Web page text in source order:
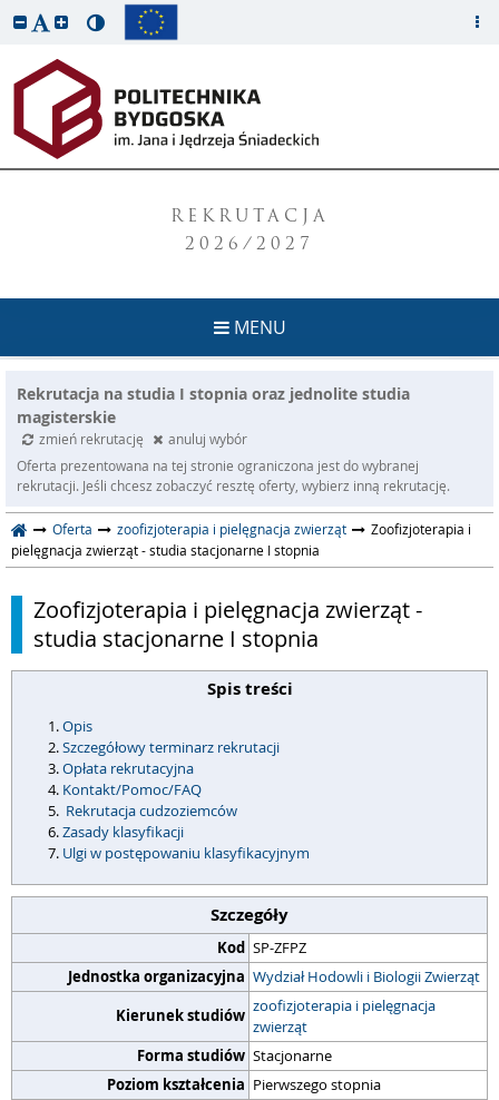
REKRUTACJA
2026/2027
MENU
Rekrutacja na studia I stopnia oraz jednolite studia
magisterskie
zmień rekrutację
anuluj wybór
Oferta prezentowana na tej stronie ograniczona jest do wybranej
rekrutacji. Jeśli chcesz zobaczyć resztę oferty, wybierz inną rekrutację.
Oferta zoofizjoterapia i pielęgnacja zwierząt
Zoofizjoterapia i
pielęgnacja zwierząt - studia stacjonarne I stopnia
Zoofizjoterapia i pielęgnacja zwierząt -
studia stacjonarne I stopnia
Spis treści
Opis
Szczegółowy terminarz rekrutacji
Opłata rekrutacyjna
Kontakt/Pomoc/FAQ
Rekrutacja cudzoziemców
Zasady klasyfikacji
Ulgi w postępowaniu klasyfikacyjnym
Szczegóły
Kod SP-ZFPZ
Jednostka organizacyjna Wydział Hodowli i Biologii Zwierząt
Kierunek studiów zoofizjoterapia i pielęgnacja
zwierząt
Forma studiów Stacjonarne
Poziom kształcenia Pierwszego stopnia